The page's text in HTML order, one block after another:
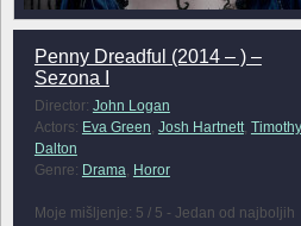
Penny Dreadful (2014 – ) –
Sezona I
Director: John Logan
Actors: Eva Green Josh Hartnett, Timothy
Dalton
Genre: Drama Horor
Moje mišljenje: 5 / 5 - Jedan od najboljih